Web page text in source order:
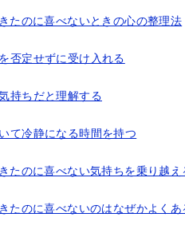
たのに喜べないときの心の整理法
否定せずに受け入れる
持ちだと理解する
て冷静になる時間を持つ
たのに喜べない気持ちを乗り越え
たのに喜べないのはなぜかよくあ